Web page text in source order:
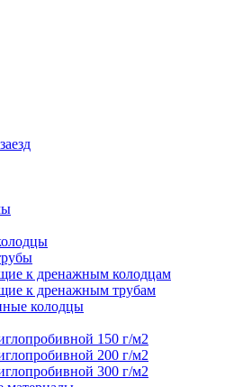
к дренажным колодцам
к дренажным трубам
колодцы
150 г/м2
200 г/м2
300 г/м2